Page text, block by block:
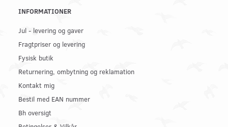
INFORMATIONER
Jul - levering og gaver
Fragtpriser og levering
Fysisk butik
Returnering, ombytning og reklamation
Kontakt mig
Bestil med EAN nummer
Bh oversigt